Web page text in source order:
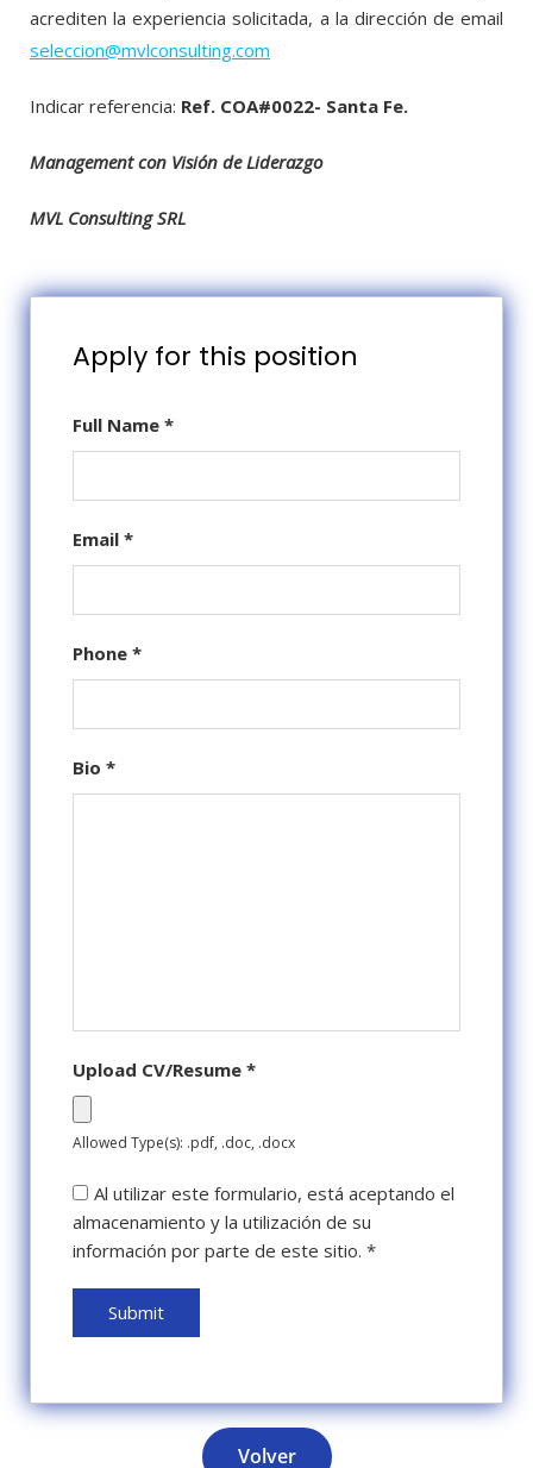
acrediten la experiencia solicitada, a la dirección de email
seleccion@mvlconsulting.com
Indicar referencia: Ref. COA#0022- Santa Fe.
Management con Visión de Liderazgo
MVL Consulting SRL
Apply for this position
Full Name *
Email *
Phone *
Bio *
Upload CV/Resume *
Allowed Type(s): .pdf, .doc, .docx
Al utilizar este formulario, está aceptando el
almacenamiento y la utilización de su
información por parte de este sitio. *
Volver